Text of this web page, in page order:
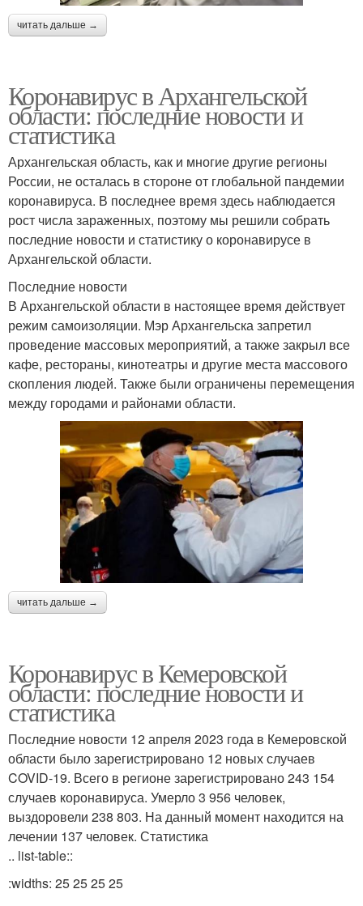
читать дальше →
Коронавирус в Архангельской
области: последние новости и
статистика
Архангельская область, как и многие другие регионы
России, не осталась в стороне от глобальной пандемии
коронавируса. В последнее время здесь наблюдается
рост числа зараженных, поэтому мы решили собрать
последние новости и статистику о коронавирусе в
Архангельской области.
Последние новости
В Архангельской области в настоящее время действует
режим самоизоляции. Мэр Архангельска запретил
проведение массовых мероприятий, а также закрыл все
кафе, рестораны, кинотеатры и другие места массового
скопления людей. Также были ограничены перемещения
между городами и районами области.
читать дальше →
Коронавирус в Кемеровской
области: последние новости и
статистика
Последние новости 12 апреля 2023 года в Кемеровской
области было зарегистрировано 12 новых случаев
COVID-19. Всего в регионе зарегистрировано 243 154
случаев коронавируса. Умерло 3 956 человек,
выздоровели 238 803. На данный момент находится на
лечении 137 человек. Статистика
.. list-table::
:widths: 25 25 25 25